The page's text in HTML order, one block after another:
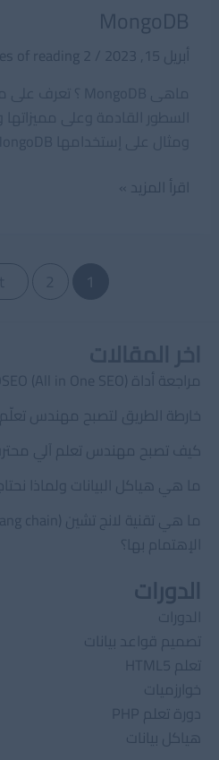
MongoDB
أبريل 15, 2023 /
2 minutes of reading
MongoDB
اقرأ المزيد »
1
مراجعة أداة AIOSEO (All in One SEO) لووردبريس
خارطة الطريق لتصبح مهندس تعلّم
كيف تصبح مهندس تعلم آلي محترفًا
ما هي هياكل البيانات ولماذا
الإهتمام بها؟
الدورات
الدورات
تصميم قواعد بيانات
تعلم HTML5
خوارزميات
دورة تعلم PHP
هياكل بيانات